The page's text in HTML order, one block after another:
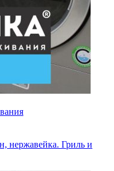
нержавейка. Гриль и